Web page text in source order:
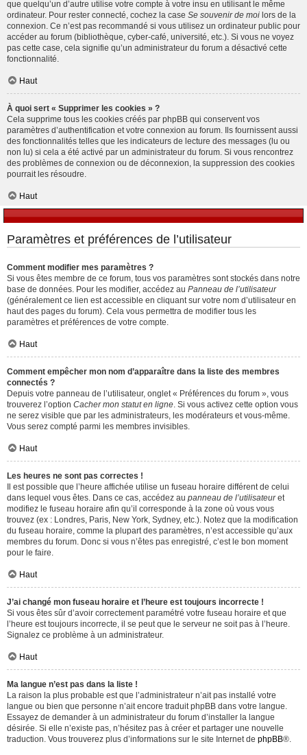
que quelqu’un d’autre utilise votre compte à votre insu en utilisant le même
ordinateur. Pour rester connecté, cochez la case Se souvenir de moi lors de la
connexion. Ce n’est pas recommandé si vous utilisez un ordinateur public pour
accéder au forum (bibliothèque, cyber-café, université, etc.). Si vous ne voyez
pas cette case, cela signifie qu’un administrateur du forum a désactivé cette
fonctionnalité.
Haut
À quoi sert « Supprimer les cookies » ?
Cela supprime tous les cookies créés par phpBB qui conservent vos
paramètres d’authentification et votre connexion au forum. Ils fournissent aussi
des fonctionnalités telles que les indicateurs de lecture des messages (lu ou
non lu) si cela a été activé par un administrateur du forum. Si vous rencontrez
des problèmes de connexion ou de déconnexion, la suppression des cookies
pourrait les résoudre.
Haut
Paramètres et préférences de l’utilisateur
Comment modifier mes paramètres ?
Si vous êtes membre de ce forum, tous vos paramètres sont stockés dans notre
base de données. Pour les modifier, accédez au Panneau de l’utilisateur
(généralement ce lien est accessible en cliquant sur votre nom d’utilisateur en
haut des pages du forum). Cela vous permettra de modifier tous les
paramètres et préférences de votre compte.
Haut
Comment empêcher mon nom d’apparaître dans la liste des membres
connectés ?
Depuis votre panneau de l’utilisateur, onglet « Préférences du forum », vous
trouverez l’option Cacher mon statut en ligne . Si vous activez cette option vous
ne serez visible que par les administrateurs, les modérateurs et vous-même.
Vous serez compté parmi les membres invisibles.
Haut
Les heures ne sont pas correctes !
Il est possible que l’heure affichée utilise un fuseau horaire différent de celui
dans lequel vous êtes. Dans ce cas, accédez au panneau de l’utilisateuret
modifiez le fuseau horaire afin qu’il corresponde à la zone où vous vous
trouvez (ex : Londres, Paris, New York, Sydney, etc.). Notez que la modification
du fuseau horaire, comme la plupart des paramètres, n’est accessible qu’aux
membres du forum. Donc si vous n’êtes pas enregistré, c’est le bon moment
pour le faire.
Haut
J’ai changé mon fuseau horaire et l’heure est toujours incorrecte !
Si vous êtes sûr d’avoir correctement paramétré votre fuseau horaire et que
l’heure est toujours incorrecte, il se peut que le serveur ne soit pas à l’heure.
Signalez ce problème à un administrateur.
Haut
Ma langue n’est pas dans la liste !
La raison la plus probable est que l’administrateur n’ait pas installé votre
langue ou bien que personne n’ait encore traduit phpBB dans votre langue.
Essayez de demander à un administrateur du forum d’installer la langue
désirée. Si elle n’existe pas, n’hésitez pas à créer et partager une nouvelle
traduction. Vous trouverez plus d’informations sur le site Internet de phpBB®.